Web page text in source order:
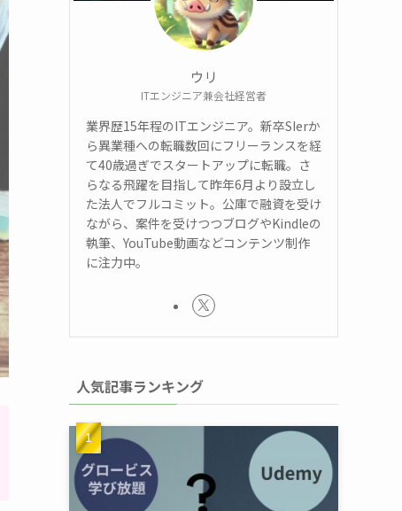
ウリ
ITエンジニア兼会社経営者
業界歴15年程のITエンジニア。新卒SIerか
ら異業種への転職数回にフリーランスを経
て40歳過ぎでスタートアップに転職。さ
らなる飛躍を目指して昨年6月より設立し
た法人でフルコミット。公庫で融資を受け
ながら、案件を受けつつブログやKindleの
執筆、YouTube動画などコンテンツ制作
に注力中。
人気記事ランキング